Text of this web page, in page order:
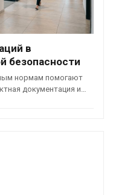
в
безопасности
нормам помогают
документация и…